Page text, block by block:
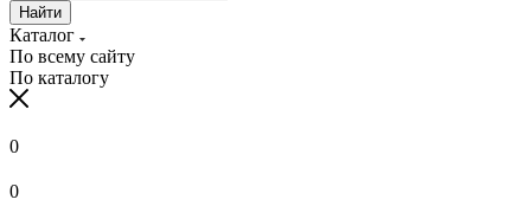
Найти
Каталог
По всему сайту
По каталогу
0
0